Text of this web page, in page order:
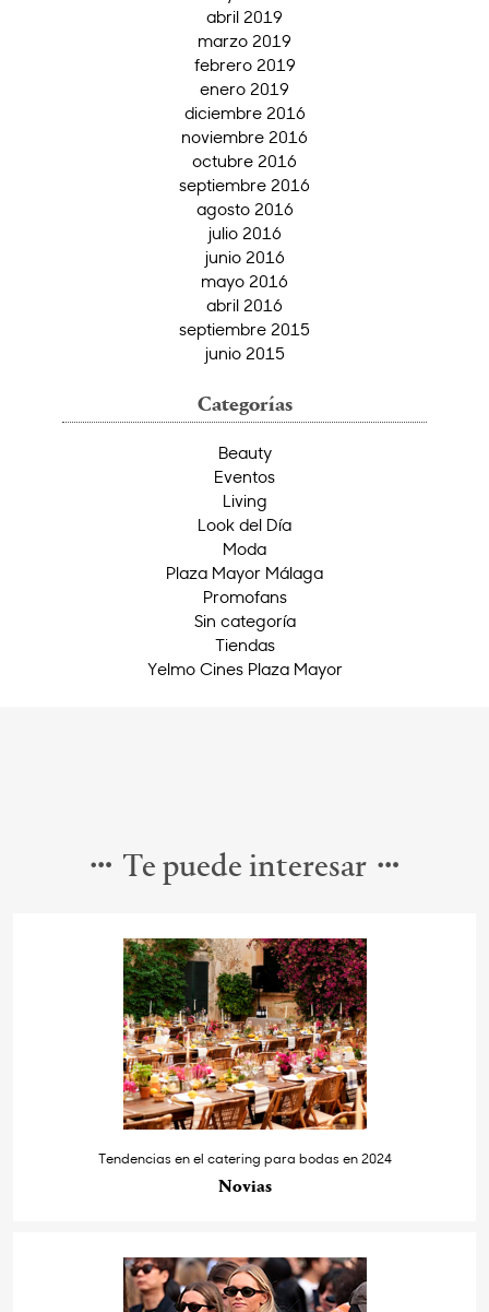
abril 2019
marzo 2019
febrero 2019
enero 2019
diciembre 2016
noviembre 2016
octubre 2016
septiembre 2016
agosto 2016
julio 2016
junio 2016
mayo 2016
abril 2016
septiembre 2015
junio 2015
Categorías
Beauty
Eventos
Living
Look del Día
Moda
Plaza Mayor Málaga
Promofans
Sin categoría
Tiendas
Yelmo Cines Plaza Mayor
Te puede interesar
Tendencias en el catering para bodas en 2024
Novias